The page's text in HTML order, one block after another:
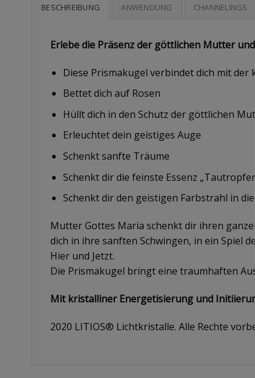
BESCHREIBUNG ANWENDUNG CHANNELINGS
Erlebe die Präsenz der göttlichen Mutter
Diese Prismakugel verbindet dich mit
Bettet dich auf Rosen
Hüllt dich in den Schutz der göttlichen
Erleuchtet dein geistiges Auge
Schenkt sanfte Träume
Schenkt dir die feinste Essenz
Schenkt dir den geistigen Farbstrahl in
Mutter Gottes Maria schenkt dir ihren
dich in ihre sanften Schwingen, in ein Spiel
Hier und Jetzt.
Die Prismakugel bringt eine traumhaften
Mit kristalliner Energetisierung und
2020 LITIOS® Lichtkristalle. Alle Rechte